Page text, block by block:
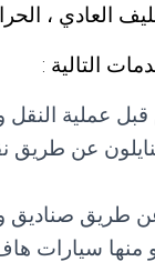
العادي ،
التالية :
عملية النقل و
عن
طريق صناديق
سيارات هاف